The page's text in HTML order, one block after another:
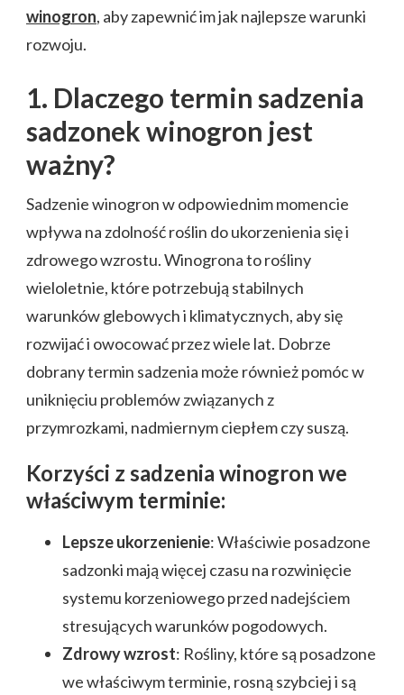
winogron, aby zapewnić im jak najlepsze warunki
rozwoju.
1. Dlaczego termin sadzenia
sadzonek winogron jest
ważny?
Sadzenie winogron w odpowiednim momencie
wpływa na zdolność roślin do ukorzenienia się i
zdrowego wzrostu. Winogrona to rośliny
wieloletnie, które potrzebują stabilnych
warunków glebowych i klimatycznych, aby się
rozwijać i owocować przez wiele lat. Dobrze
dobrany termin sadzenia może również pomóc w
uniknięciu problemów związanych z
przymrozkami, nadmiernym ciepłem czy suszą.
Korzyści z sadzenia winogron we
właściwym terminie:
Lepsze ukorzenienie: Właściwie posadzone
sadzonki mają więcej czasu na rozwinięcie
systemu korzeniowego przed nadejściem
stresujących warunków pogodowych.
Zdrowy wzrost: Rośliny, które są posadzone
we właściwym terminie, rosną szybciej i są